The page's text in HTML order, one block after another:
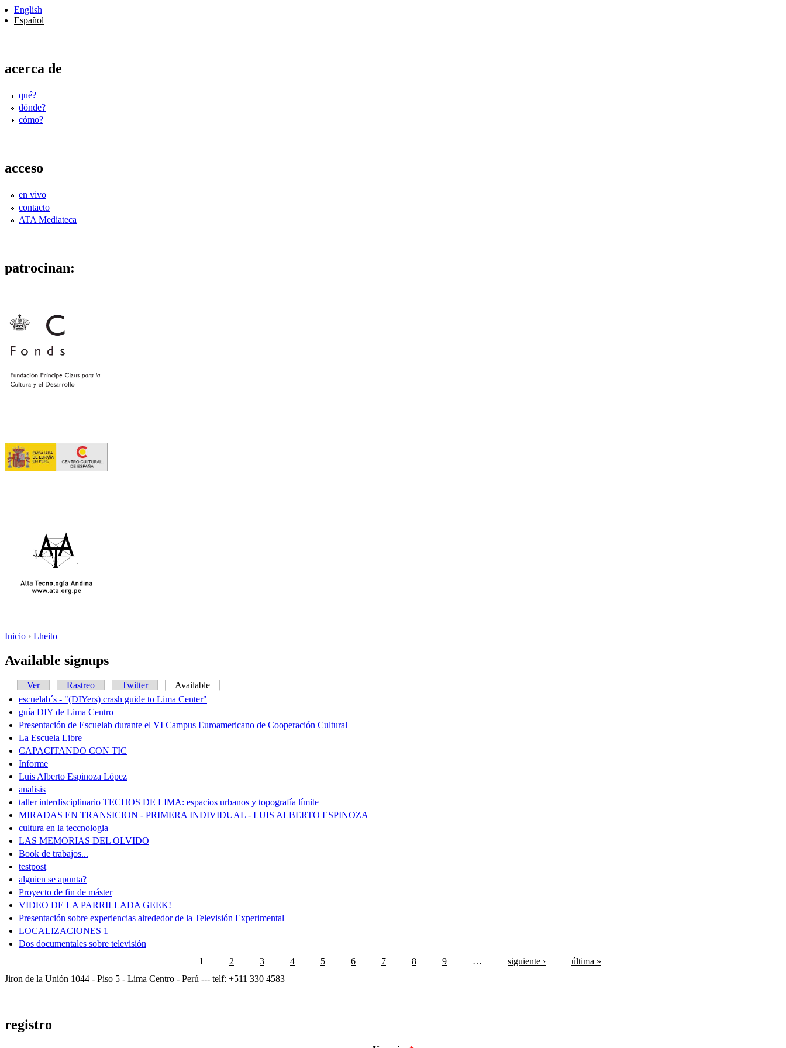
English
Español
acerca de
qué?
dónde?
cómo?
acceso
en vivo
contacto
ATA Mediateca
patrocinan:
Inicio › Lheito
Available signups
Ver Rastreo Twitter
Available
escuelab´s - "(DIYers) crash guide to Lima Center"
guía DIY de Lima Centro
Presentación de Escuelab durante el VI Campus Euroamericano de Cooperación Cultural
La Escuela Libre
CAPACITANDO CON TIC
Informe
Luis Alberto Espinoza López
analisis
taller interdisciplinario TECHOS DE LIMA: espacios urbanos y topografía límite
MIRADAS EN TRANSICION - PRIMERA INDIVIDUAL - LUIS ALBERTO ESPINOZA
cultura en la teccnologia
LAS MEMORIAS DEL OLVIDO
Book de trabajos...
testpost
alguien se apunta?
Proyecto de fin de máster
VIDEO DE LA PARRILLADA GEEK!
Presentación sobre experiencias alrededor de la Televisión Experimental
LOCALIZACIONES 1
Dos documentales sobre televisión
1
2 3 4 5 6 7 8 9 … siguiente ›
última »
Jiron de la Unión 1044 - Piso 5 - Lima Centro - Perú --- telf: +511 330 4583
registro